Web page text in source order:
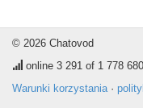
© 2026 Chatovod
online 3 291 of 1 778
Warunki korzystania·